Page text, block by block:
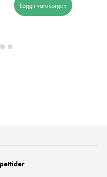
Lägg i varukorgen